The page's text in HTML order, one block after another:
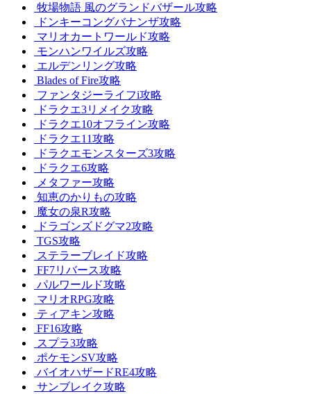
牧場物語 風のグランドバザール攻略
ドンキーコングバナンザ攻略
マリオカートワールド攻略
モンハンワイルズ攻略
エルデンリング攻略
Blades of Fire攻略
ファンタジーライフi攻略
ドラクエ3リメイク攻略
ドラクエ10オフライン攻略
ドラクエ11攻略
ドラクエモンスターズ3攻略
ドラクエ6攻略
メタファー攻略
知恵のかりもの攻略
魔女の泉R攻略
ドラゴンズドグマ2攻略
TGS攻略
ステラーブレイド攻略
FF7リバース攻略
パルワールド攻略
マリオRPG攻略
ティアキン攻略
FF16攻略
スプラ3攻略
ポケモンSV攻略
バイオハザードRE4攻略
サンブレイク攻略